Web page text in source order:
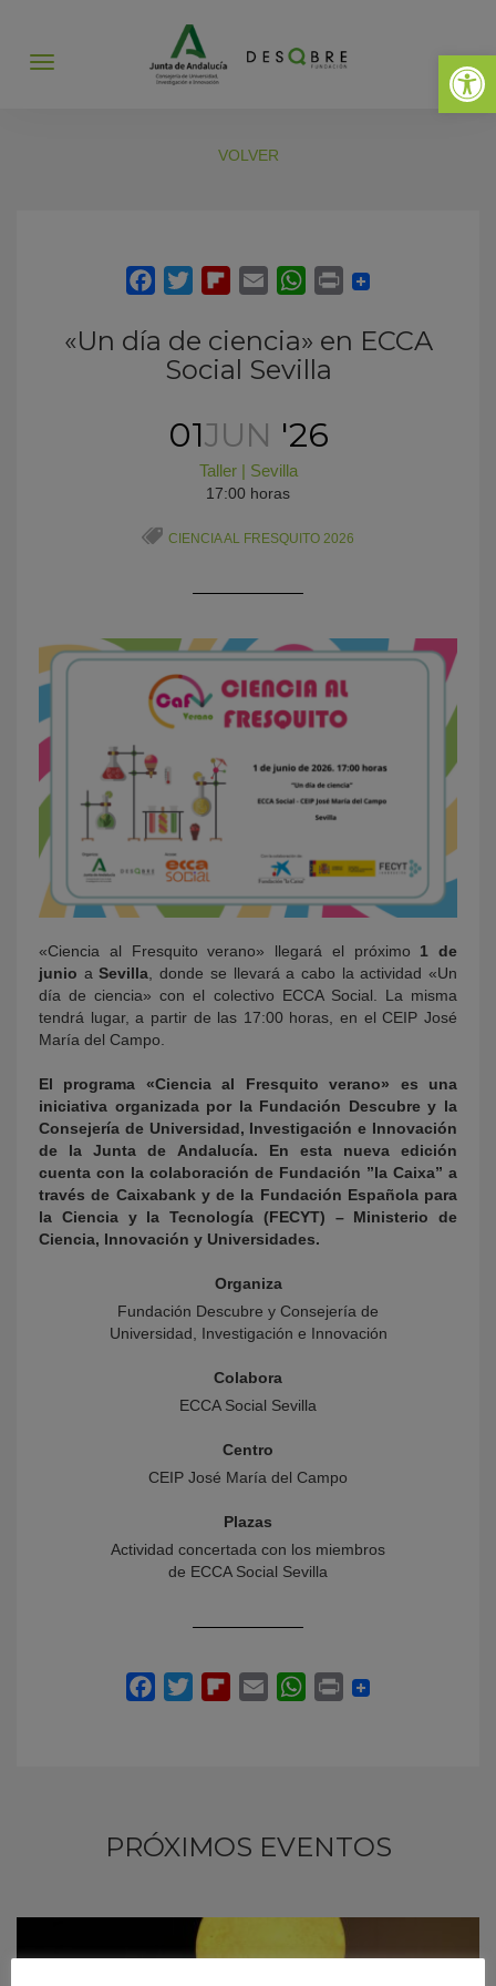
Abrir
Abrir
VOLVER
«Un día de ciencia» en ECCA
Social Sevilla
01JUN '26
Taller| Sevilla
17:00 horas
CIENCIA AL FRESQUITO 2026
«Ciencia al Fresquito verano» llegará el próximo 1 de
junio aSevilla , donde se llevará a cabo la actividad «Un
día de ciencia» con el colectivo ECCA Social. La misma
tendrá lugar, a partir de las 17:00 horas, en el CEIP José
María del Campo.
El programa «Ciencia al Fresquito verano» es una
iniciativa organizada por la Fundación Descubre y la
Consejería de Universidad, Investigación e Innovación
de la Junta de Andalucía. En esta nueva edición
cuenta con la colaboración de Fundación ”la Caixa” a
través de Caixabank y de la Fundación Española para
la Ciencia y la Tecnología (FECYT) – Ministerio de
Ciencia, Innovación y Universidades.
Organiza
Fundación Descubre y Consejería de
Universidad, Investigación e Innovación
Colabora
ECCA Social Sevilla
Centro
CEIP José María del Campo
Plazas
Actividad concertada con los miembros
de ECCA Social Sevilla
PRÓXIMOS EVENTOS